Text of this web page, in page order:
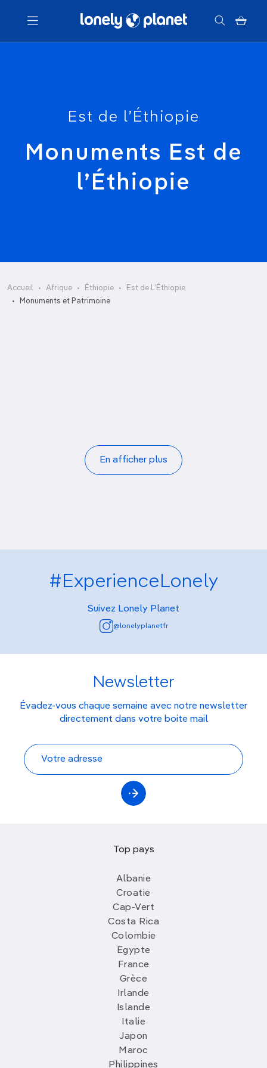
Menu
Votre recherche
Est de l’Éthiopie
Monuments Est de
l’Éthiopie
Accueil Afrique Éthiopie
Est de L’Éthiopie
Monuments et Patrimoine
En afficher plus
#ExperienceLonely
Suivez Lonely Planet
@lonelyplanetfr
Newsletter
Évadez-vous chaque semaine avec notre newsletter
directement dans votre boite mail
Top pays
Albanie
Croatie
Cap-Vert
Costa Rica
Colombie
Egypte
France
Grèce
Irlande
Islande
Italie
Japon
Maroc
Philippines